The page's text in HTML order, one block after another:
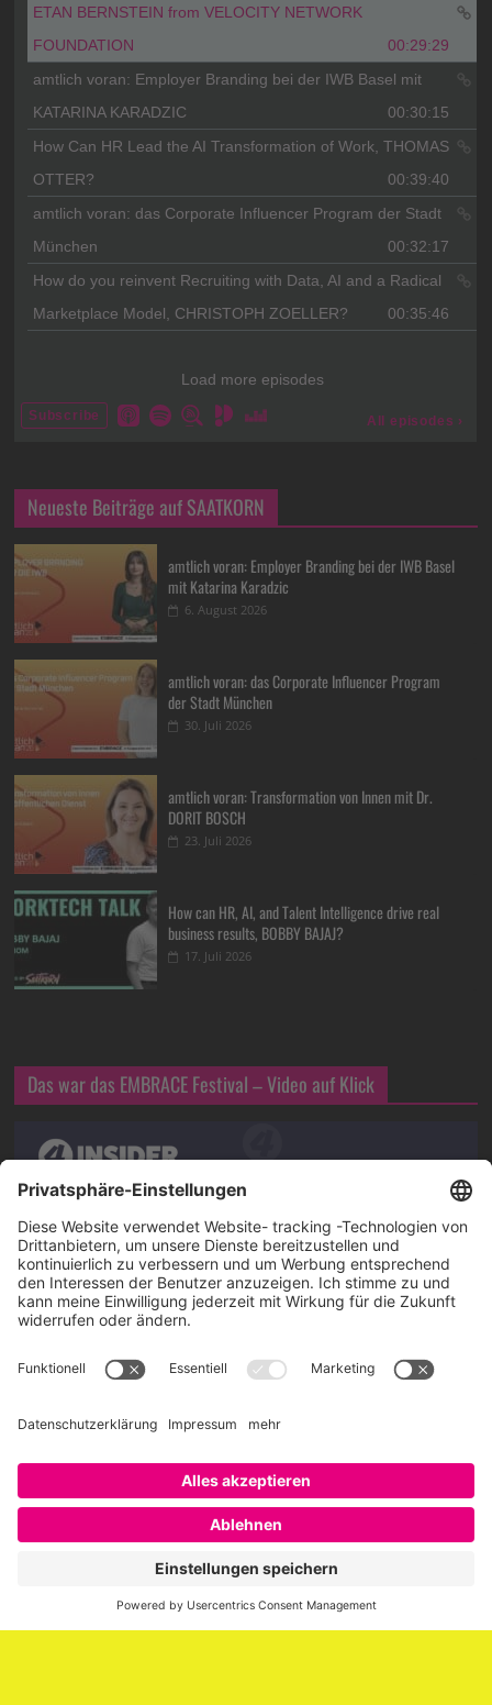
Neueste Beiträge auf SAATKORN
amtlich voran: Employer Branding bei der IWB Basel
mit Katarina Karadzic
6. August 2026
amtlich voran: das Corporate Influencer Program
der Stadt München
30. Juli 2026
amtlich voran: Transformation von Innen mit Dr.
DORIT BOSCH
23. Juli 2026
How can HR, AI, and Talent Intelligence drive real
business results, BOBBY BAJAJ?
17. Juli 2026
Das war das EMBRACE Festival – Video auf Klick
Über SAATKORN
SAATKORN ist der Blog von Gero Hesse. Seit 2009 schreibt
er über die Themen Employer Branding,